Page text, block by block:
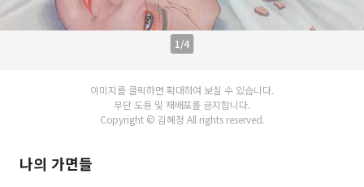
1/4
이미지를 클릭하면 확대하여 보실 수 있습니다.
무단 도용 및 재배포를 금지합니다.
Copyright © 김혜정 All rights reserved.
나의 가면들